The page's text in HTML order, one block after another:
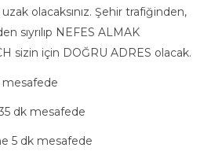
olacaksınız. Şehir trafiğinden,
sıyrılıp NEFES ALMAK
sizin için DOĞRU ADRES olacak.
mesafede
dk mesafede
5 dk mesafede